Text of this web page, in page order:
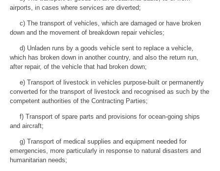
airports, in cases where services are diverted;
c) The transport of vehicles, which are damaged or have broken
down and the movement of breakdown repair vehicles;
d) Unladen runs by a goods vehicle sent to replace a vehicle,
which has broken down in another country, and also the return run,
after repair, of the vehicle that had broken down;
e) Transport of livestock in vehicles purpose-built or permanently
converted for the transport of livestock and recognised as such by the
competent authorities of the Contracting Parties;
f) Transport of spare parts and provisions for ocean-going ships
and aircraft;
g) Transport of medical supplies and equipment needed for
emergencies, more particularly in response to natural disasters and
humanitarian needs;